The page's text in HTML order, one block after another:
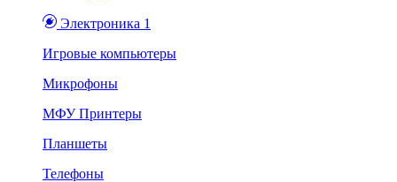
Электроника 1
Игровые компьютеры
Микрофоны
МФУ Принтеры
Планшеты
Телефоны